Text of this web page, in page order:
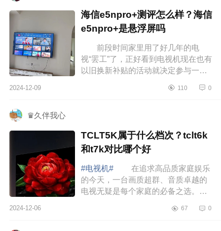
海信e5npro+测评怎么样？海信
e5npro+是悬浮屏吗
前段时间家里用了好几年的电
视“罢工”了，正好看到电视机现在也有
以旧换新补贴的活动就决定参与一
e5npro+测评怎么样？海信e5npro+是
2024-12-09 110 0
♛久伴我心
TCLT5K属于什么档次？tclt6k
和t7k对比哪个好
#电视机#
在追求高品质家庭娱乐
的今天，一台画质超群、音质卓越的
电视无疑是每个家庭的必备之选。下
么档次？tclt6k和t7k对比哪个好
2024-12-06 67 0